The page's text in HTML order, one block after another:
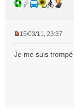
s
15/03/11, 23:37
Je me suis